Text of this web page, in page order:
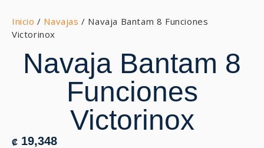
Inicio / Navajas / Navaja Bantam 8 Funciones
Victorinox
Navaja Bantam 8
Funciones
Victorinox
₡ 19,348